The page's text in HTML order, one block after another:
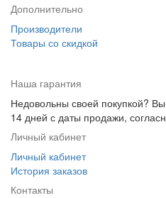
Дополнительно
Производители
Товары со скидкой
Наша гарантия
Недовольны своей покупкой?
14 дней с даты продажи,
Личный кабинет
Личный кабинет
История заказов
Контакты